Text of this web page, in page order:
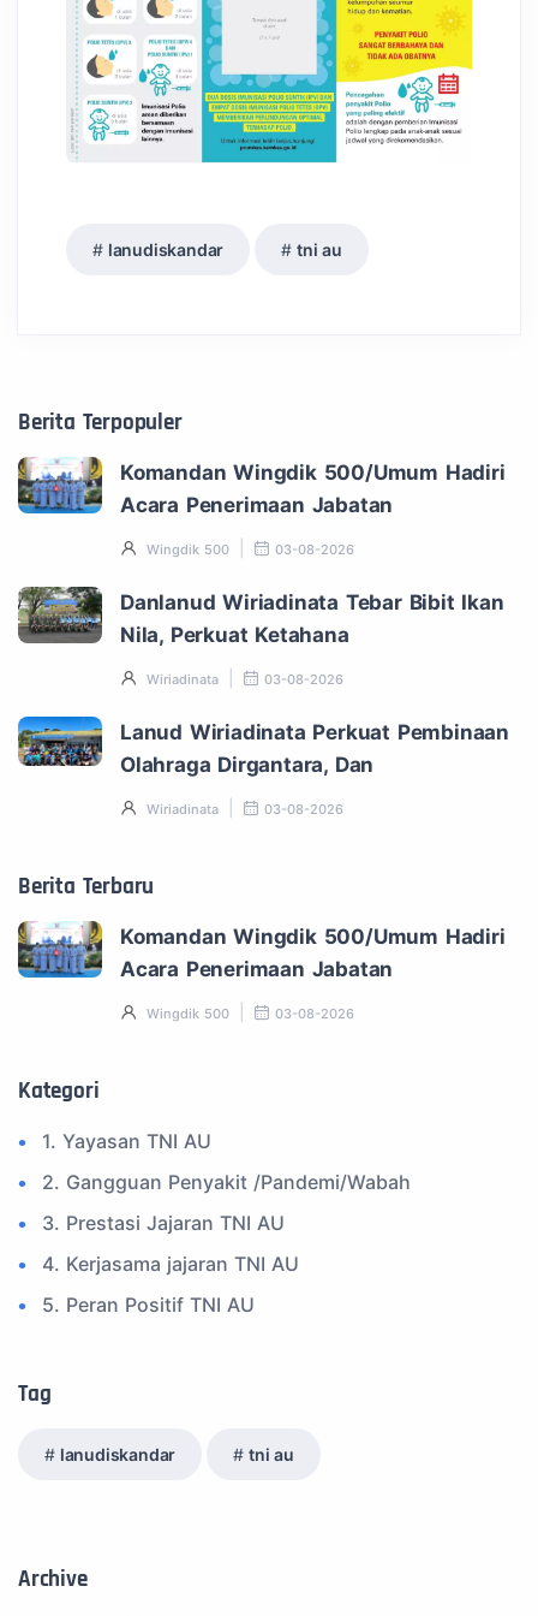
lanudiskandar tni au
Berita Terpopuler
Komandan Wingdik 500/Umum Hadiri
Acara Penerimaan Jabatan
Wingdik 500 03-08-2026
Danlanud Wiriadinata Tebar Bibit Ikan
Nila, Perkuat Ketahana
Wiriadinata 03-08-2026
Lanud Wiriadinata Perkuat Pembinaan
Olahraga Dirgantara, Dan
Wiriadinata 03-08-2026
Berita Terbaru
Komandan Wingdik 500/Umum Hadiri
Acara Penerimaan Jabatan
Wingdik 500 03-08-2026
Kategori
1. Yayasan TNI AU
2. Gangguan Penyakit /Pandemi/Wabah
3. Prestasi Jajaran TNI AU
4. Kerjasama jajaran TNI AU
5. Peran Positif TNI AU
7. Spam Bukan Berita TNI
9. Tni au
12. Federasi Aero Sport Indonesia
Tag
lanudiskandar tni au
Archive